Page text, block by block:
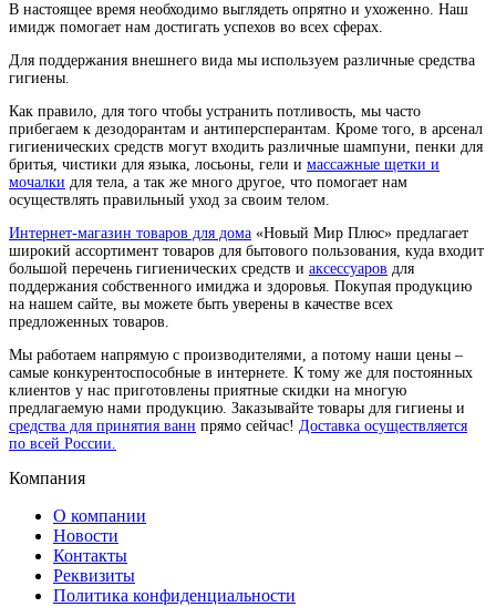
В настоящее время необходимо выглядеть опрятно и ухоженно. Наш
имидж помогает нам достигать успехов во всех сферах.
Для поддержания внешнего вида мы используем различные средства
гигиены.
Как правило, для того чтобы устранить потливость, мы часто
прибегаем к дезодорантам и антиперсперантам. Кроме того, в арсенал
гигиенических средств могут входить различные шампуни, пенки для
бритья, чистики для языка, лосьоны, гели и массажные щетки и
мочалки для тела, а так же много другое, что помогает нам
осуществлять правильный уход за своим телом.
Интернет-магазин товаров для дома «Новый Мир Плюс» предлагает
широкий ассортимент товаров для бытового пользования, куда входит
большой перечень гигиенических средств и аксессуаров для
поддержания собственного имиджа и здоровья. Покупая продукцию
на нашем сайте, вы можете быть уверены в качестве всех
предложенных товаров.
Мы работаем напрямую с производителями, а потому наши цены –
самые конкурентоспособные в интернете. К тому же для постоянных
клиентов у нас приготовлены приятные скидки на многую
предлагаемую нами продукцию. Заказывайте товары для гигиены и
средства для принятия ванн прямо сейчас! Доставка осуществляется
по всей России.
Компания
О компании
Новости
Контакты
Реквизиты
Политика конфиденциальности